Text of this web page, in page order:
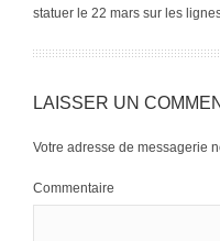
statuer le 22 mars sur les
LAISSER UN
Votre adresse de messagerie
Commentaire